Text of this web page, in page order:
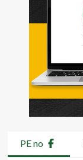
PE no